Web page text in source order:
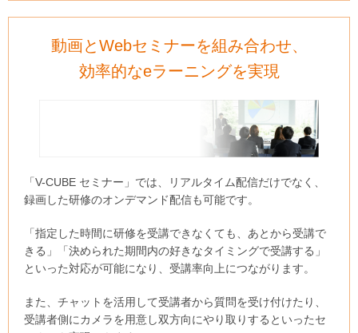
動画とWebセミナーを組み合わせ、
効率的なeラーニングを実現
「V-CUBE セミナー」では、リアルタイム配信だけでなく、
録画した研修のオンデマンド配信も可能です。
「指定した時間に研修を受講できなくても、あとから受講で
きる」「決められた期間内の好きなタイミングで受講する」
といった対応が可能になり、受講率向上につながります。
また、チャットを活用して受講者から質問を受け付けたり、
受講者側にカメラを用意し双方向にやり取りするといったセ